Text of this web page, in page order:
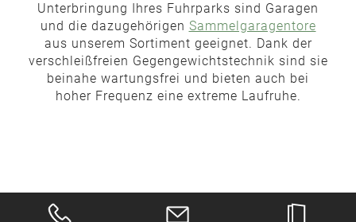
Unterbringung Ihres Fuhrparks sind Garagen
und die dazugehörigen Sammelgaragentore
aus unserem Sortiment geeignet. Dank der
verschleißfreien Gegengewichtstechnik sind sie
beinahe wartungsfrei und bieten auch bei
hoher Frequenz eine extreme Laufruhe.